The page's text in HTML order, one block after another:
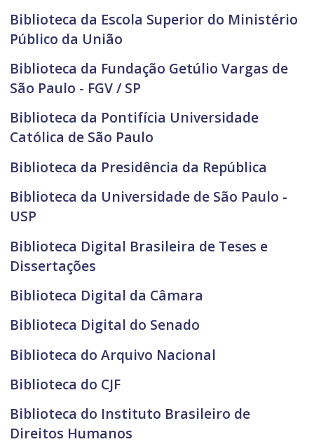
Biblioteca da Escola Superior do Ministério
Público da União
Biblioteca da Fundação Getúlio Vargas de
São Paulo - FGV / SP
Biblioteca da Pontifícia Universidade
Católica de São Paulo
Biblioteca da Presidência da República
Biblioteca da Universidade de São Paulo -
USP
Biblioteca Digital Brasileira de Teses e
Dissertações
Biblioteca Digital da Câmara
Biblioteca Digital do Senado
Biblioteca do Arquivo Nacional
Biblioteca do CJF
Biblioteca do Instituto Brasileiro de
Direitos Humanos